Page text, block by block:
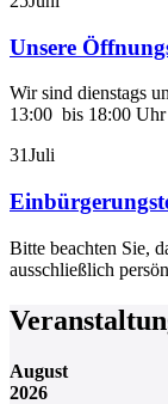
Unsere
Wir sind dienstags
13:00 bis 18:00 Uhr
31Juli
Bitte beachten Sie,
ausschließlich
August
2026